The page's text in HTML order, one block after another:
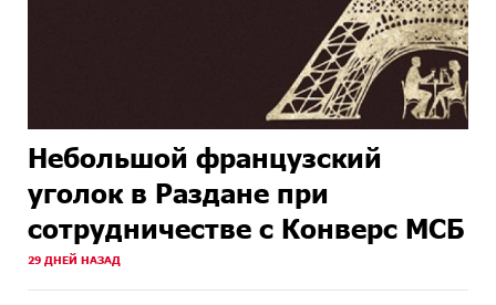
Небольшой французский
уголок в Раздане при
сотрудничестве с Конверс МСБ
29 ДНЕЙ НАЗАД